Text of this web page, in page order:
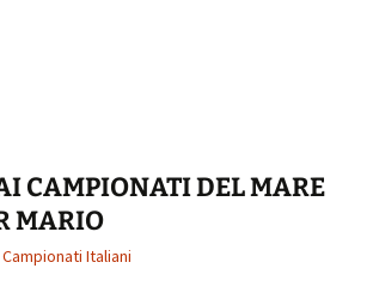
CAMPIONATI DEL MARE
MARIO
Campionati Italiani